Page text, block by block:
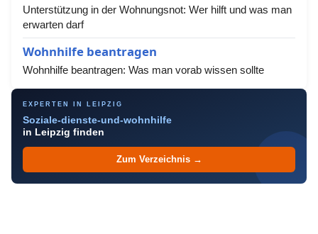
Unterstützung in der Wohnungsnot: Wer hilft und was man
erwarten darf
Wohnhilfe beantragen
Wohnhilfe beantragen: Was man vorab wissen sollte
EXPERTEN IN LEIPZIG
Soziale-dienste-und-wohnhilfe
in Leipzig finden
Zum Verzeichnis →